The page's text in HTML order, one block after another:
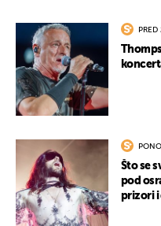
Što se
pod
prizori i